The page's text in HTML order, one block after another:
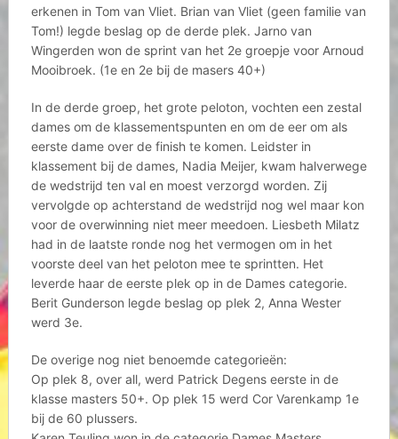
erkenen in Tom van Vliet. Brian van Vliet (geen familie van
Tom!) legde beslag op de derde plek. Jarno van
Wingerden won de sprint van het 2e groepje voor Arnoud
Mooibroek. (1e en 2e bij de masers 40+)
In de derde groep, het grote peloton, vochten een zestal
dames om de klassementspunten en om de eer om als
eerste dame over de finish te komen. Leidster in
klassement bij de dames, Nadia Meijer, kwam halverwege
de wedstrijd ten val en moest verzorgd worden. Zij
vervolgde op achterstand de wedstrijd nog wel maar kon
voor de overwinning niet meer meedoen. Liesbeth Milatz
had in de laatste ronde nog het vermogen om in het
voorste deel van het peloton mee te sprintten. Het
leverde haar de eerste plek op in de Dames categorie.
Berit Gunderson legde beslag op plek 2, Anna Wester
werd 3e.
De overige nog niet benoemde categorieën:
Op plek 8, over all, werd Patrick Degens eerste in de
klasse masters 50+. Op plek 15 werd Cor Varenkamp 1e
bij de 60 plussers.